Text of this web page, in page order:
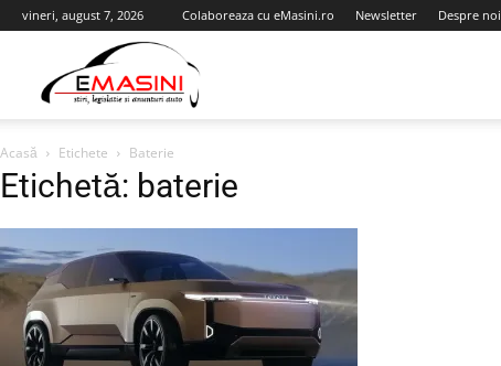
vineri, august 7, 2026 Colaboreaza cu eMasini.ro Newsletter Despre noi
Acasă Etichete Baterie
Etichetă: baterie